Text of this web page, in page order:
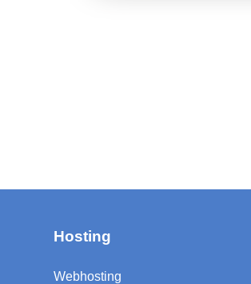
Hosting
Webhosting